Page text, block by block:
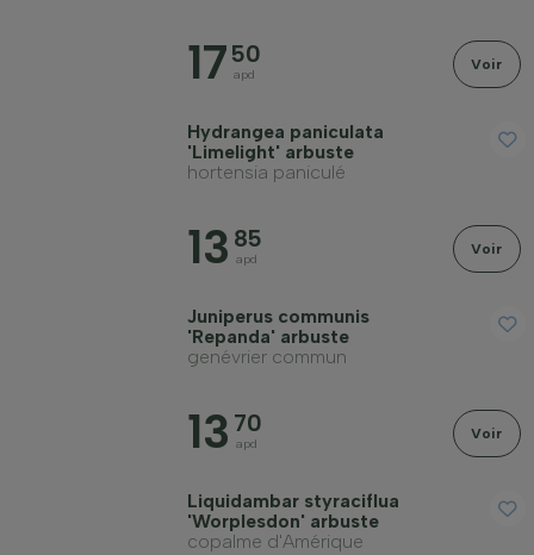
17 50
apd
Voir
Hydrangea paniculata
'Limelight' arbuste
hortensia paniculé
13 85
apd
Voir
Juniperus communis
'Repanda' arbuste
genévrier commun
13 70
apd
Voir
Liquidambar styraciflua
'Worplesdon' arbuste
copalme d'Amérique